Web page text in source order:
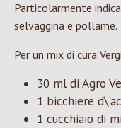
Particolarmente
selvaggina e pollame.
Per un mix di cura
30 ml di Agro
1 bicchiere
1 cucchiaio di